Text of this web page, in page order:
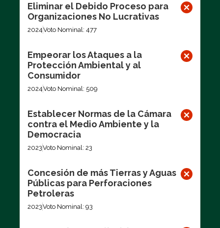
Eliminar el Debido Proceso para
Organizaciones No Lucrativas
2024Voto Nominal: 477
Empeorar los Ataques a la
Protección Ambiental y al
Consumidor
2024Voto Nominal: 509
Establecer Normas de la Cámara
contra el Medio Ambiente y la
Democracia
2023Voto Nominal: 23
Concesión de más Tierras y Aguas
Públicas para Perforaciones
Petroleras
2023Voto Nominal: 93